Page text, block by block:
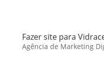
Fazer site para
Agência de Marketing